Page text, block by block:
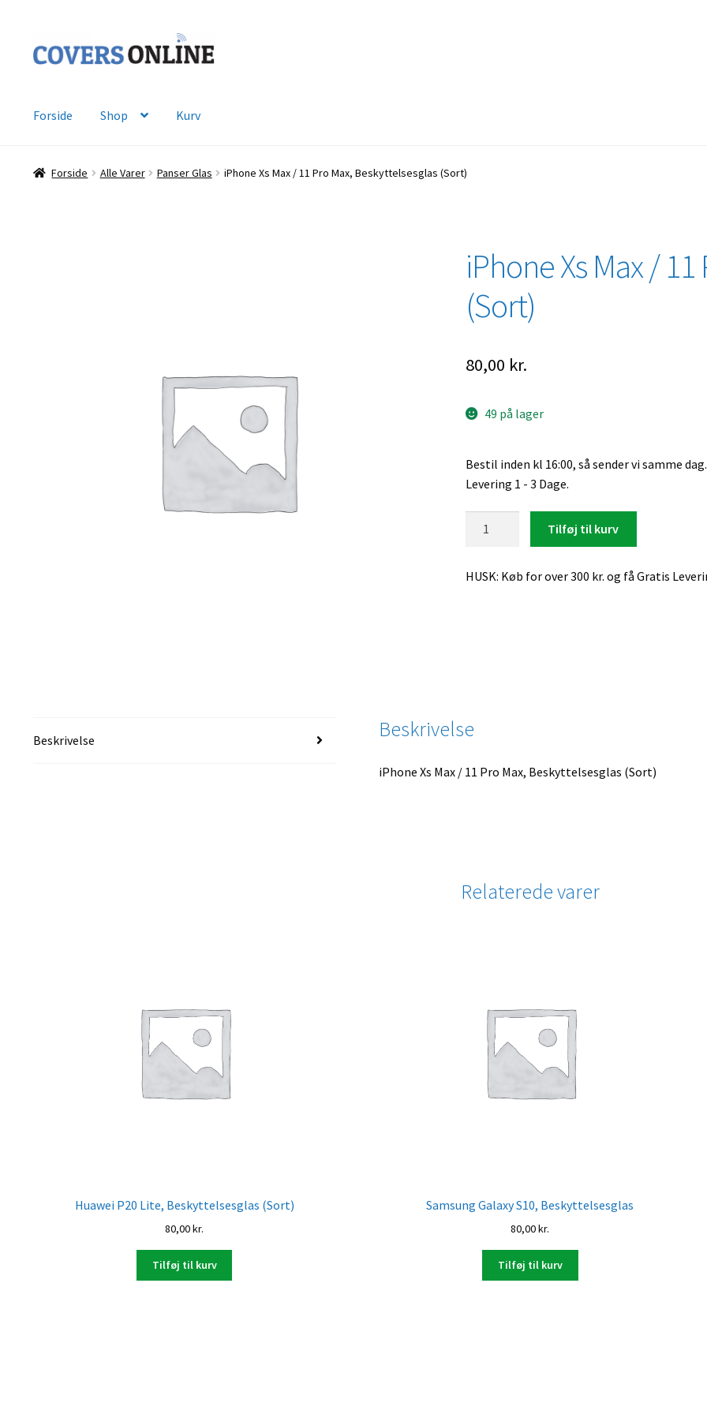
til
til
Forside Shop Kurv
Forside Alle Varer Panser Glas iPhone Xs Max / 11 Pro Max, Beskyttelsesglas (Sort)
iPhone Xs Max /
(Sort)
80,00 kr.
49 på lager
Bestil inden kl 16:00, så sender vi samme dag.
Levering 1 - 3 Dage.
/
Tilføj til kurv
HUSK: Køb for over 300 kr. og få Gratis
Beskrivelse Beskrivelse
iPhone Xs Max / 11 Pro Max, Beskyttelsesglas (Sort)
Relaterede varer
Huawei P20 Lite, Beskyttelsesglas (Sort)
80,00kr.
Tilføj til kurv
Samsung Galaxy S10, Beskyttelsesglas
80,00kr.
Tilføj til kurv